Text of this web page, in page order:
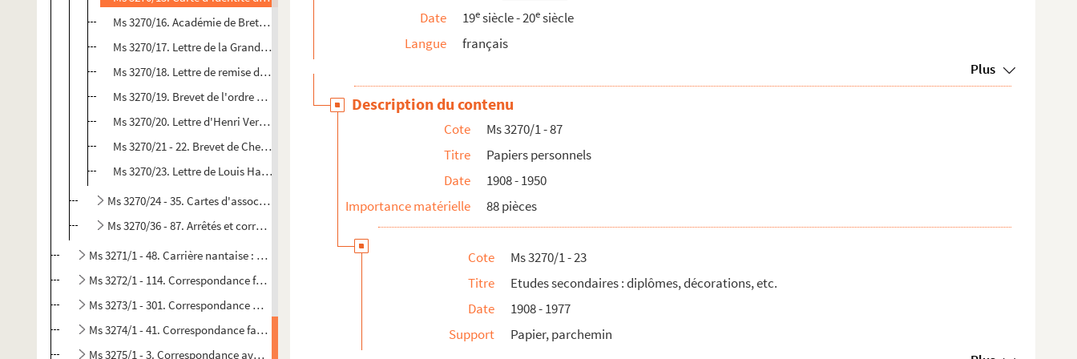
Ms 3270/16. Académie de Bretagne : séance du lundi 14 novembre 1977
Ms 3270/17. Lettre de la Grande chancellerie de la Légion d'honneur
Ms 3270/18. Lettre de remise d'un insigne de l'ordre national du Mérite
Ms 3270/19. Brevet de l'ordre national de la Légion d'honneur
Ms 3270/20. Lettre d'Henri Verne accompagnant le diplôme d'officier d'académie conféré à Luc Benoist
Ms 3270/21 - 22. Brevet de Chevalier de l'Ordre Al Merito della Republica
Ms 3270/23. Lettre de Louis Hautecoeur, secrétaire perpétuel de l'Académie des Beaux-Arts
Ms 3270/24 - 35. Cartes d'associations et autres
Ms 3270/36 - 87. Arrêtés et correspondance professionnelle non nantaise
Ms 3271/1 - 48. Carrière nantaise : arrêtés, correspondance
Ms 3272/1 - 114. Correspondance familiale
Ms 3273/1 - 301. Correspondance générale : avant et après la guerre
Ms 3274/1 - 41. Correspondance familiale et intime (suite)
Ms 3275/1 - 3. Correspondance avec Jacquelyn Gelin
Date
19esiècle - 20esiècle
Langue
français
Plus
Description du contenu
Cote
Ms 3270/1 - 87
Titre
Papiers personnels
Date
1908 - 1950
Importance matérielle
88 pièces
Cote
Ms 3270/1 - 23
Titre
Etudes secondaires : diplômes, décorations, etc.
Date
1908 - 1977
Support
Papier, parchemin